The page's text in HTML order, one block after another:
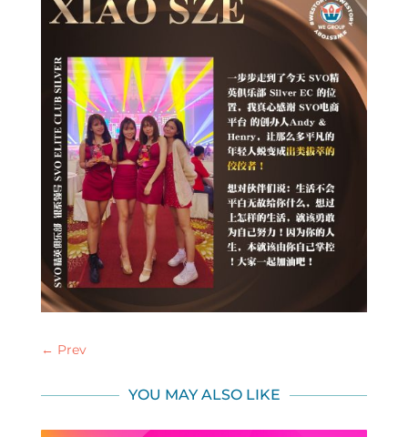
← Prev
YOU MAY ALSO LIKE